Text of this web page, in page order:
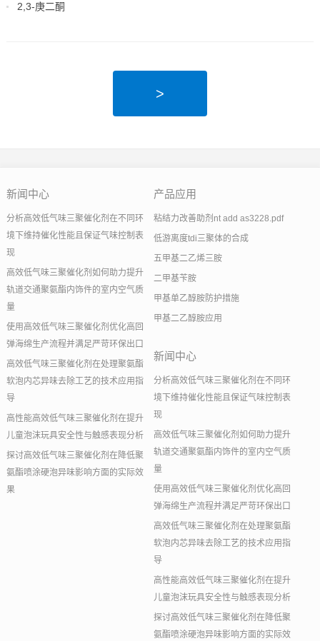
2,3-庚二酮
>
新闻中心
分析高效低气味三聚催化剂在不同环
境下维持催化性能且保证气味控制表
现
高效低气味三聚催化剂如何助力提升
轨道交通聚氨酯内饰件的室内空气质
量
使用高效低气味三聚催化剂优化高回
弹海绵生产流程并满足严苛环保出口
高效低气味三聚催化剂在处理聚氨酯
软泡内芯异味去除工艺的技术应用指
导
高性能高效低气味三聚催化剂在提升
儿童泡沫玩具安全性与触感表现分析
探讨高效低气味三聚催化剂在降低聚
氨酯喷涂硬泡异味影响方面的实际效
果
产品应用
粘结力改善助剂nt add as3228.pdf
低游离度tdi三聚体的合成
五甲基二乙烯三胺
二甲基苄胺
甲基单乙醇胺防护措施
甲基二乙醇胺应用
新闻中心
分析高效低气味三聚催化剂在不同环
境下维持催化性能且保证气味控制表
现
高效低气味三聚催化剂如何助力提升
轨道交通聚氨酯内饰件的室内空气质
量
使用高效低气味三聚催化剂优化高回
弹海绵生产流程并满足严苛环保出口
高效低气味三聚催化剂在处理聚氨酯
软泡内芯异味去除工艺的技术应用指
导
高性能高效低气味三聚催化剂在提升
儿童泡沫玩具安全性与触感表现分析
探讨高效低气味三聚催化剂在降低聚
氨酯喷涂硬泡异味影响方面的实际效